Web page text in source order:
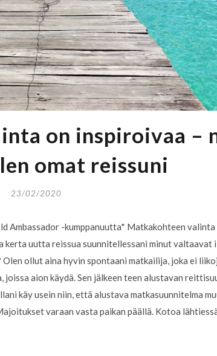
on inspiroivaa –
omat reissuni
23/02/2020
Ambassador -kumppanuutta* Matkakohteen
uutta reissua suunnitellessani minut valtaavat
ollut aina hyvin spontaani matkailija, joka ei
aion käydä. Sen jälkeen teen alustavan
käy usein niin, että alustava matkasuunnitelma
varaan vasta paikan päällä. Kotoa